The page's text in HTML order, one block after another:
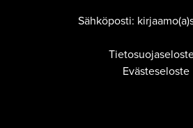
Sähköposti:
Evästeseloste